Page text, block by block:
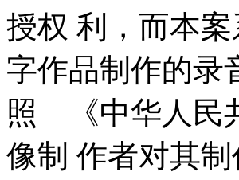
授权 利，而本
字作品制作的录
照 《中华人民
像制 作者对其